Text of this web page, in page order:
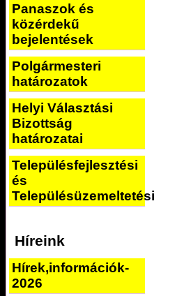
Panaszok és
közérdekű
bejelentések
Polgármesteri
határozatok
Helyi Választási
Bizottság
határozatai
Településfejlesztési
és
Településüzemeltetési
Híreink
Hírek,információk-
2026